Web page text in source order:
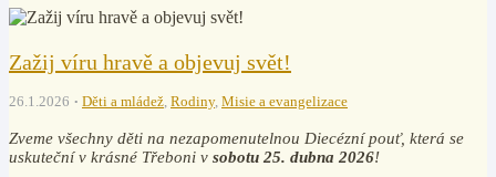
Zažij víru hravě a objevuj svět!
26.1.2026 Děti a mládež, Rodiny, Misie a evangelizace
Zveme všechny děti na nezapomenutelnou Diecézní pouť, která se
uskuteční v krásné Třeboni v sobotu 25. dubna 2026!